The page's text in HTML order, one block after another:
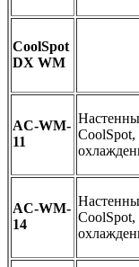
CoolSpot
DX WM
AC-WM-
11
CoolSpot,
AC-WM-
14
CoolSpot,